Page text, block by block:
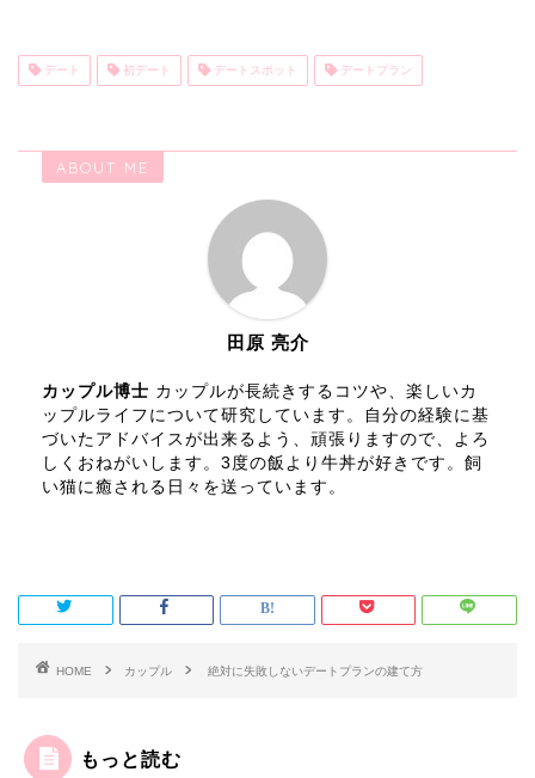
デート 初デート デートスポット デートプラン
ABOUT ME
田原 亮介
カップル博士 カップルが長続きするコツや、楽しいカ
ップルライフについて研究しています。自分の経験に基
づいたアドバイスが出来るよう、頑張りますので、よろ
しくおねがいします。3度の飯より牛丼が好きです。飼
い猫に癒される日々を送っています。
HOME カップル 絶対に失敗しないデートプランの建て方
もっと読む